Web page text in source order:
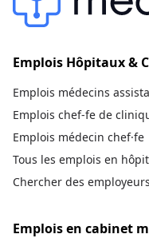
Emplois Hôpitaux &
Emplois médecins
Emplois chef-fe de
Emplois médecin chef·fe
Tous les emplois en
Chercher des employeurs
Emplois en cabinet